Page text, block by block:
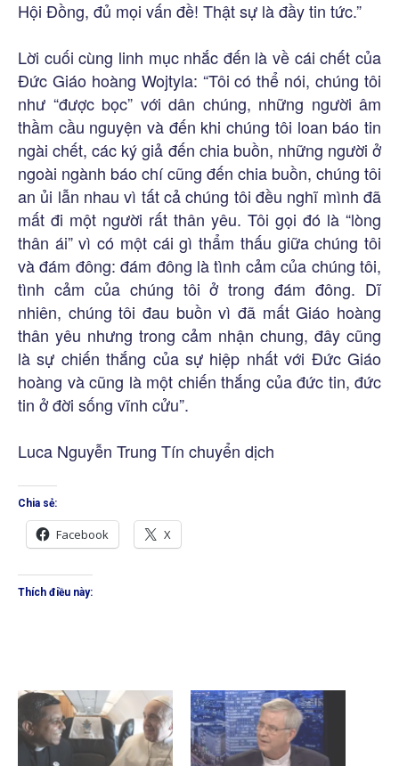
Hội Đồng, đủ mọi vấn đề! Thật sự là đầy tin tức.”
Lời cuối cùng linh mục nhắc đến là về cái chết của
Đức Giáo hoàng Wojtyla: “Tôi có thể nói, chúng tôi
như “được bọc” với dân chúng, những người âm
thầm cầu nguyện và đến khi chúng tôi loan báo tin
ngài chết, các ký giả đến chia buồn, những người ở
ngoài ngành báo chí cũng đến chia buồn, chúng tôi
an ủi lẫn nhau vì tất cả chúng tôi đều nghĩ mình đã
mất đi một người rất thân yêu. Tôi gọi đó là “lòng
thân ái” vì có một cái gì thẩm thấu giữa chúng tôi
và đám đông: đám đông là tình cảm của chúng tôi,
tình cảm của chúng tôi ở trong đám đông. Dĩ
nhiên, chúng tôi đau buồn vì đã mất Giáo hoàng
thân yêu nhưng trong cảm nhận chung, đây cũng
là sự chiến thắng của sự hiệp nhất với Đức Giáo
hoàng và cũng là một chiến thắng của đức tin, đức
tin ở đời sống vĩnh cửu”.
Luca Nguyễn Trung Tín chuyển dịch
Chia sẻ:
Facebook X
Thích điều này: